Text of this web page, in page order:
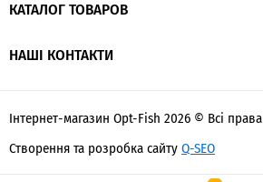
КАТАЛОГ ТОВАРОВ
НАШІ КОНТАКТИ
Інтернет-магазин Opt-Fish 2026 © Всі
Створення та розробка сайтуQ-SEO